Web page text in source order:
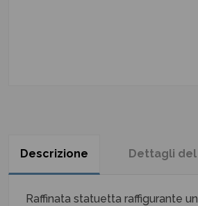
Descrizione Dettagli del
Raffinata statuetta raffigurante